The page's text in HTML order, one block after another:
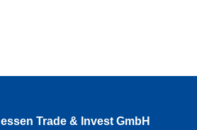
Trade & Invest GmbH